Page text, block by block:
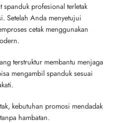
spanduk profesional terletak
Setelah Anda menyetujui
cetak menggunakan
terstruktur membantu menjaga
mengambil spanduk sesuai
kebutuhan promosi mendadak
hambatan.